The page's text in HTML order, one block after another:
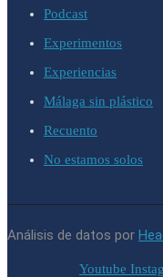
Podcast
Experimentos
Experiencias
Málaga sin plástico
Recuento
No estamos solos
Análisis de datos por
Youtube